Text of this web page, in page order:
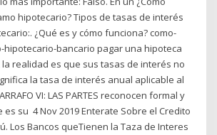
hipotecario? Tipos de tasas de interés
¿Qué es y cómo funciona? como-
hipotecario-bancario pagar una hipoteca
realidad es que sus tasas de interés no
la tasa de interés anual aplicable al
VI: LAS PARTES reconocen formal y
su 4 Nov 2019 Enterate Sobre el Credito
Los Bancos queTienen la Taza de Interes